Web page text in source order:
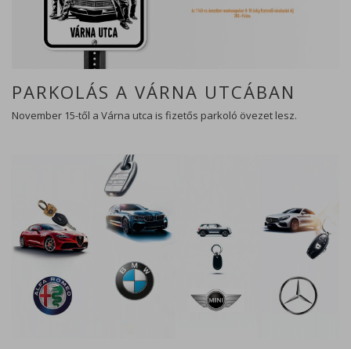
PARKOLÁS A VÁRNA UTCÁBAN
November 15-től a Várna utca is fizetős parkoló övezet lesz.